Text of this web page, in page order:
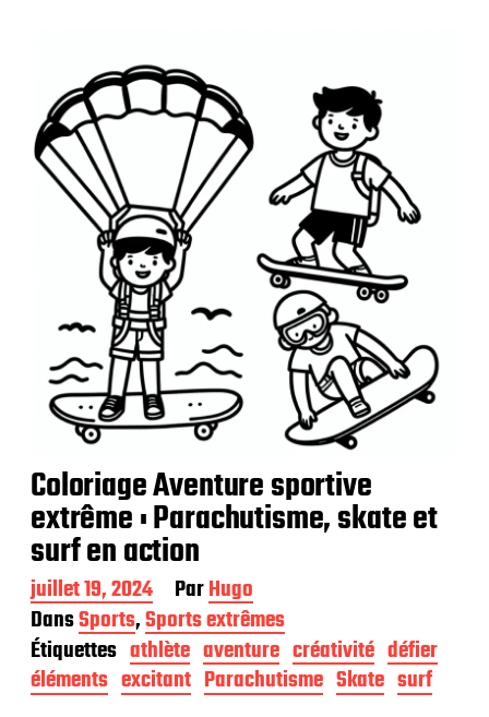
t
i
Coloriage Aventure sportive
extrême : Parachutisme, skate et
surf en action
D
a
t
e
d
e
juillet 19, 2024 ParHugo
DansSports,Sports extrêmes
Étiquettes athlète aventure créativité défier
éléments excitant Parachutisme Skate surf